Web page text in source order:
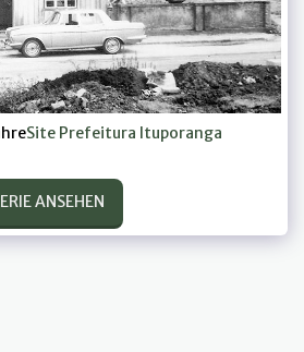
Site Prefeitura Ituporanga
ANSEHEN